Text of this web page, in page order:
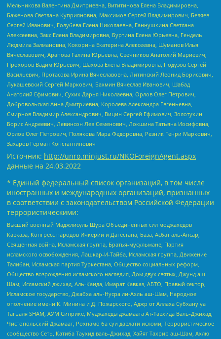
Мельникова Валентина Дмитриевна, Вититинова Елена Владимировна,
Баженова Светлана Куприяновна, Максимов Сергей Владимирович, Беляев
Сергей Иванович, Голубева Елена Николаевна, Ганнушкина Светлана
Алексеевна, Закс Елена Владимировна, Буртина Елена Юрьевна, Гендель
Людмила Залмановна, Кокорина Екатерина Алексеевна, Шуманов Илья
Вячеславович, Арапова Галина Юрьевна, Свечников Анатолий Мариевич,
Прохоров Вадим Юрьевич, Шахова Елена Владимировна, Подузов Сергей
Васильевич, Протасова Ирина Вячеславовна, Литинский Леонид Борисович,
Лукашевский Сергей Маркович, Бахмин Вячеслав Иванович, Шабад
Анатолий Ефимович, Сухих Дарья Николаевна, Орлов Олег Петрович,
Добровольская Анна Дмитриевна, Королева Александра Евгеньевна,
Смирнов Владимир Александрович, Вицин Сергей Ефимович, Золотухин
Борис Андреевич, Левинсон Лев Семенович, Локшина Татьяна Иосифовна,
Орлов Олег Петрович, Полякова Мара Федоровна, Резник Генри Маркович,
Захаров Герман Константинович
Источник: http://unro.minjust.ru/NKOForeignAgent.aspx
данные на 24.03.2022
* Единый федеральный список организаций, в том числе
иностранных и международных организаций, признанных
в соответствии с законодательством Российской Федерации
террористическими:
Высший военный Маджлисуль Шура Объединенных сил моджахедов
Кавказа, Конгресс народов Ичкерии и Дагестана, База, Асбат аль-Ансар,
Священная война, Исламская группа, Братья-мусульмане, Партия
исламского освобождения, Лашкар-И-Тайба, Исламская группа, Движение
Талибан, Исламская партия Туркестана, Общество социальных реформ,
Общество возрождения исламского наследия, Дом двух святых, Джунд аш-
Шам, Исламский джихад, Аль-Каида, Имарат Кавказ, АБТО, Правый сектор,
Исламское государство, Джабха аль-Нусра ли-Ахль аш-Шам, Народное
ополчение имени К. Минина и Д. Пожарского, Аджр от Аллаха Субхану уа
Тагьаля SHAM, АУМ Синрике, Муджахеды джамаата Ат-Тавхида Валь-Джихад,
Чистопольский Джамаат, Рохнамо ба суи давлати исломи, Террористическое
сообщество Сеть, Катиба Таухид валь-Джихад, Хайят Тахрир аш-Шам, Ахлю